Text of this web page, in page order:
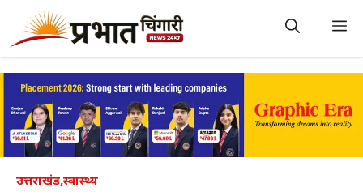
content
उत्तराखंड,स्वास्थ्य